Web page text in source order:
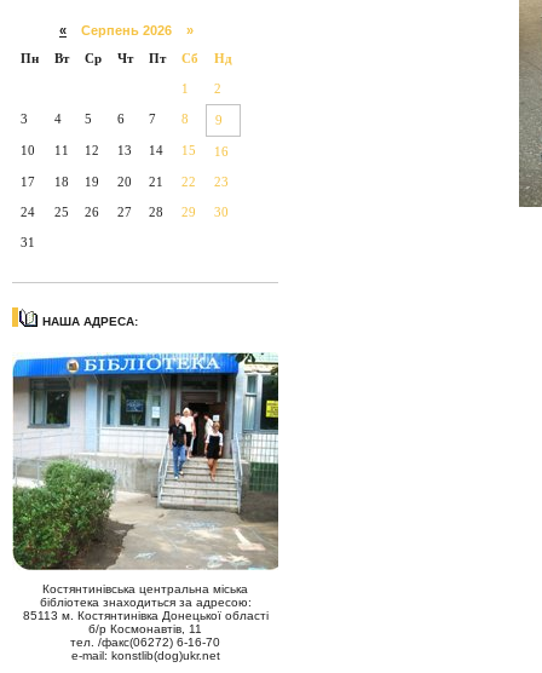
« Серпень 2026 »
Пн
Вт Ср Чт Пт Сб Нд
1 2
3 4 5 6 7 8 9
10 11 12 13 14 15 16
17 18 19 20 21 22 23
24 25 26 27 28 29 30
31
НАША АДРЕСА:
Костянтинівська центральна міська
бібліотека знаходиться за адресою:
85113 м. Костянтинівка Донецької області
б/р Космонавтів, 11
тел. /факс(06272) 6-16-70
e-mail: konstlib(dog)ukr.net